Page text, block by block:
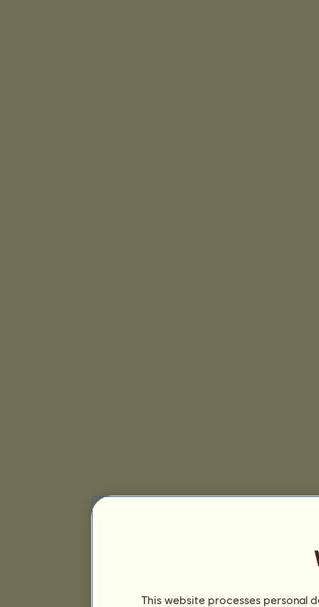
This website processes personal